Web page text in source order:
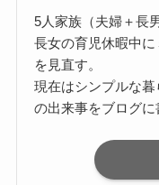
5人家族（夫婦＋長
長女の育児休暇中
を見直す。
現在はシンプルな
の出来事をブログに